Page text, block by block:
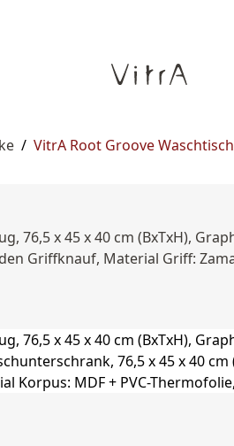
/ VitrA Root Groove
76,5 x 45 x 40 cm (BxTxH),
Griffknauf, Material Griff: